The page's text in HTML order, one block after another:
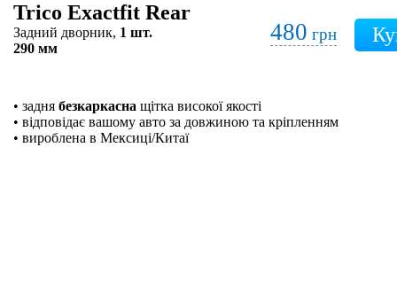
Trico Exactfit Rear
Задний дворник, 1 шт.
290 мм
480 грн
• задня безкаркасна щітка високої якості
• відповідає вашому авто за довжиною та кріпленням
• вироблена в Мексиці/Китаї